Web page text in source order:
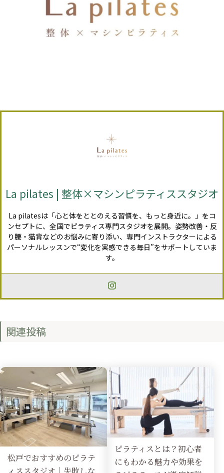
La pilates | 整体×マシンピラティススタジオ
La pilatesは「心と体をととのえる習慣を、もっと身近に。」をコ
ンセプトに、全国でピラティス専門スタジオを展開。姿勢改善・反
り腰・猫背などのお悩みに寄り添い、専門インストラクターによる
パーソナルレッスンで“変化を実感できる毎日”をサポートしていま
す。
関連投稿
松戸でおすすめのピラテ
ピラティスとは？初心者
にもわかる魅力や効果を